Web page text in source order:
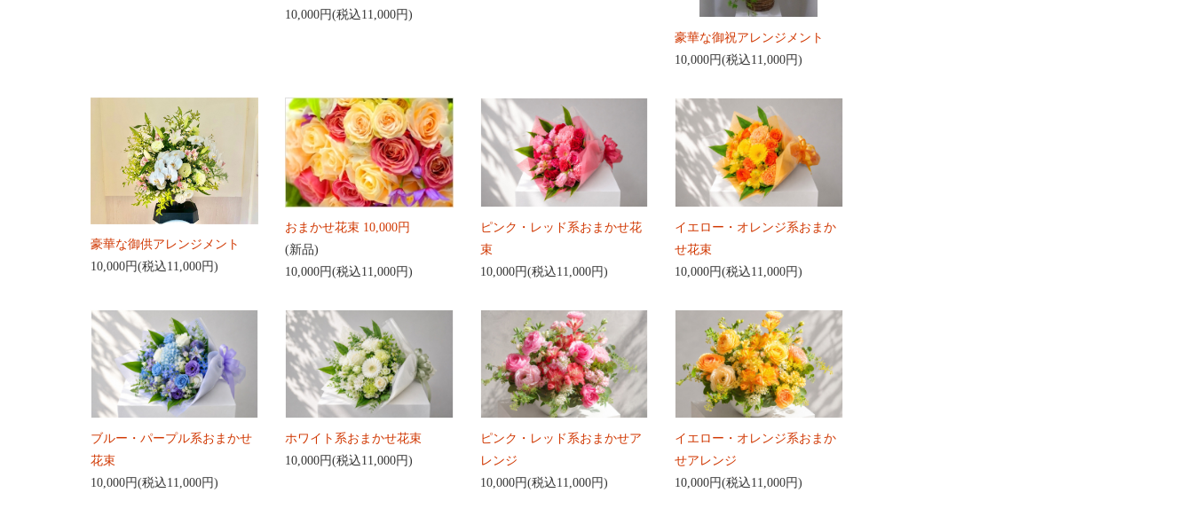
10,000円(税込11,000円)
豪華な御祝アレンジメント
10,000円(税込11,000円)
豪華な御供アレンジメント
10,000円(税込11,000円)
おまかせ花束 10,000円
(新品)
10,000円(税込11,000円)
ピンク・レッド系おまかせ花
束
10,000円(税込11,000円)
イエロー・オレンジ系おまか
せ花束
10,000円(税込11,000円)
ブルー・パープル系おまかせ
花束
10,000円(税込11,000円)
ホワイト系おまかせ花束
10,000円(税込11,000円)
ピンク・レッド系おまかせア
レンジ
10,000円(税込11,000円)
イエロー・オレンジ系おまか
せアレンジ
10,000円(税込11,000円)